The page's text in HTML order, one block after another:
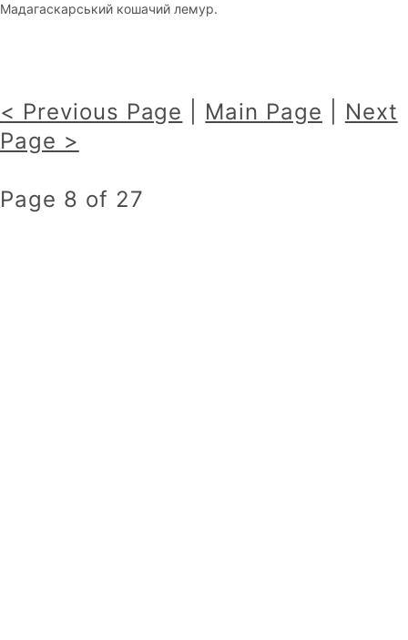
Мадагаскарський кошачий лемур.
< Previous Page Main Page
Next
Page >
Page 8 of 27